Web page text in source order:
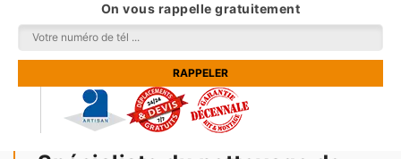
On vous rappelle gratuitement